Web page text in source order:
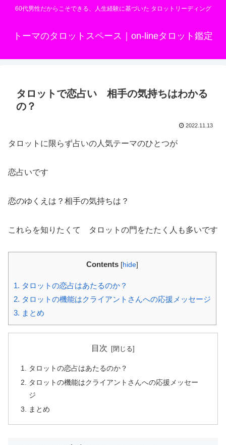
60代男性だからこそできる、人生経験に基づいた タロットリーディング
トーマのタロットスペース｜on-lineタロット鑑定
タロットで恋占い 相手の気持ちはわかる
の？
2022.11.13
タロットに限らず占いの人気テーマのひとつが
恋占いです
恋のゆくえは？相手の気持ちは？
これらを知りたくて タロットの門をたたく人も多いです
Contents [hide]
1. タロットの恋占はあたるのか？
2. タロットの機能はクライアントさんへの応援メッセージ
3. まとめ
目次
タロットの恋占はあたるのか？
タロットの機能はクライアントさんへの応援メッセー
ジ
まとめ